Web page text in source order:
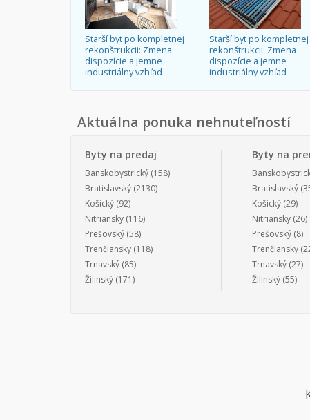
Starší byt po kompletnej
rekonštrukcii: Zmena
dispozície a jemne
industriálny vzhľad
Starší byt po kompletnej
rekonštrukcii: Zmena
dispozície a jemne
industriálny vzhľad
Aktuálna ponuka nehnuteľností
Byty na predaj
Banskobystrický (158)
Bratislavský (2130)
Košický (92)
Nitriansky (116)
Prešovský (58)
Trenčiansky (118)
Trnavský (85)
Žilinský (171)
Byty na
Bratislavský
Košický(29)
Nitriansky(26)
Prešovský(8)
Trenčiansky
Trnavský(27)
Žilinský(55)